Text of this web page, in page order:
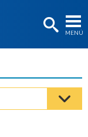
MENÚ